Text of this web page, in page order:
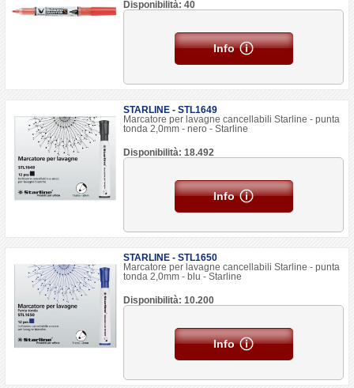
Disponibilità: 40
Info
STARLINE - STL1649
Marcatore per lavagne cancellabili Starline - punta
tonda 2,0mm - nero - Starline
Disponibilità: 18.492
Info
STARLINE - STL1650
Marcatore per lavagne cancellabili Starline - punta
tonda 2,0mm - blu - Starline
Disponibilità: 10.200
Info